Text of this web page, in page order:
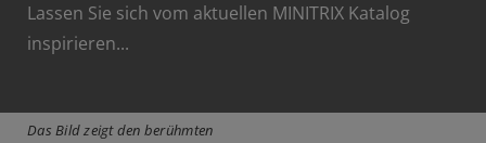
Lassen Sie sich vom aktuellen MINITRIX Katalog
inspirieren...
Das Bild zeigt den berühmten